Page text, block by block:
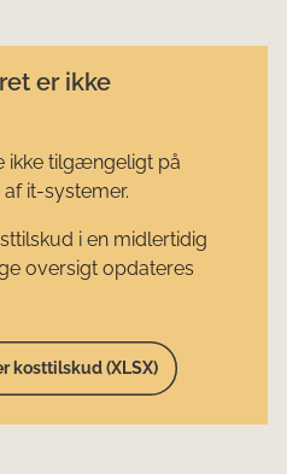
er ikke
ikke tilgængeligt på
it-systemer.
i en midlertidig
oversigt opdateres
kosttilskud (XLSX)